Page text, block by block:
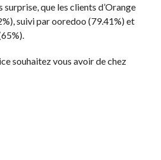
que les clients d’Orange
suivi par ooredoo (79.41%) et
souhaitez vous avoir de chez